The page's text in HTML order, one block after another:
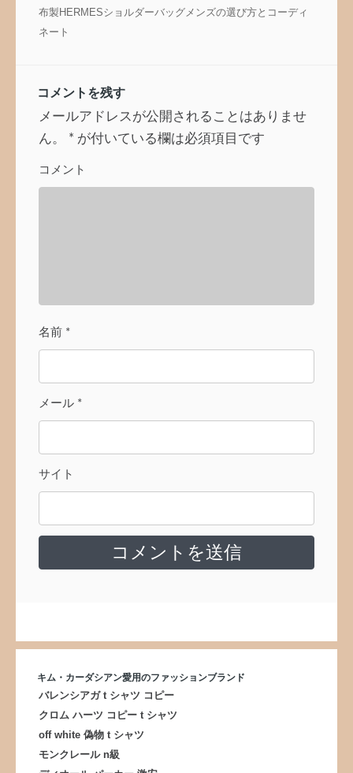
稿
ナ
シ
ョ
ン
布製HERMESショルダーバッグメンズの選び方とコーディ
ネート
コメントを残す
メールアドレスが公開されることはありませ
ん。
* が付いている欄は必須項目です
コメント
名前 *
メール *
サイト
キム・カーダシアン愛用のファッションブランド
バレンシアガ t シャツ コピー
クロム ハーツ コピー t シャツ
off white 偽物 t シャツ
モンクレール n級